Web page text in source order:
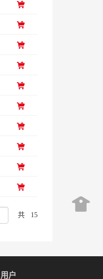
共 15
用户